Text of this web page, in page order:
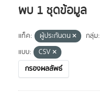
พบ 1 ชุดข้อมูล
แท็ค: ผู้ประกันตน กลุ่ม:
แบบ:
CSV
กรองผลลัพธ์